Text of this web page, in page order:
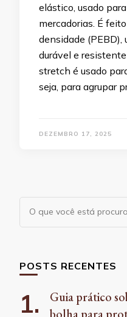
elástico, usado
mercadorias. É
densidade (PEBD),
durável e
stretch é usado
seja, para agrupar
DEZEMBRO 17, 2025
Procurando
algo?
POSTS RECENTES
Guia prático
bolha para